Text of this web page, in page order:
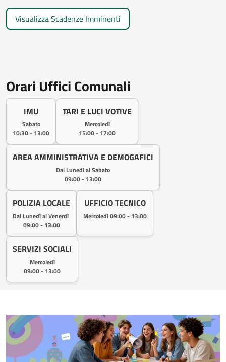
Visualizza Scadenze Imminenti
Orari Uffici Comunali
IMU
Sabato
10:30 - 13:00
TARI E LUCI VOTIVE
Mercoledì
15:00 - 17:00
AREA AMMINISTRATIVA E DEMOGAFICI
Dal Lunedì al Sabato
09:00 - 13:00
POLIZIA LOCALE
Dal Lunedì al Venerdì
09:00 - 13:00
UFFICIO TECNICO
Mercoledì 09:00 - 13:00
SERVIZI SOCIALI
Mercoledì
09:00 - 13:00